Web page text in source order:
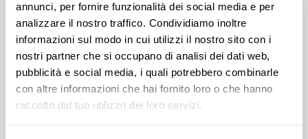
annunci, per fornire funzionalità dei social media e per
analizzare il nostro traffico. Condividiamo inoltre
informazioni sul modo in cui utilizzi il nostro sito con i
nostri partner che si occupano di analisi dei dati web,
pubblicità e social media, i quali potrebbero combinarle
con altre informazioni che hai fornito loro o che hanno
raccolto dal tuo utilizzo dei loro servizi.